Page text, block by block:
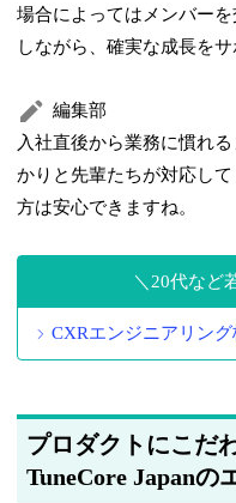
場合によってはメンバー
しながら、確実な成長をサ
編集部
入社直後から業務に慣れ
かりと先輩たちが対応し
方は安心できますね。
20代など
CXRエンジニアリン
プロダクトにこだ
TuneCore Japanの